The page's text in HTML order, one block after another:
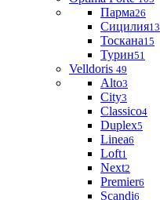
Парма26
Сицилия13
Тоскана15
Турин51
Velldoris 49
Alto3
City3
Classico4
Duplex5
Linea6
Loft1
Next2
Premier6
Scandi6